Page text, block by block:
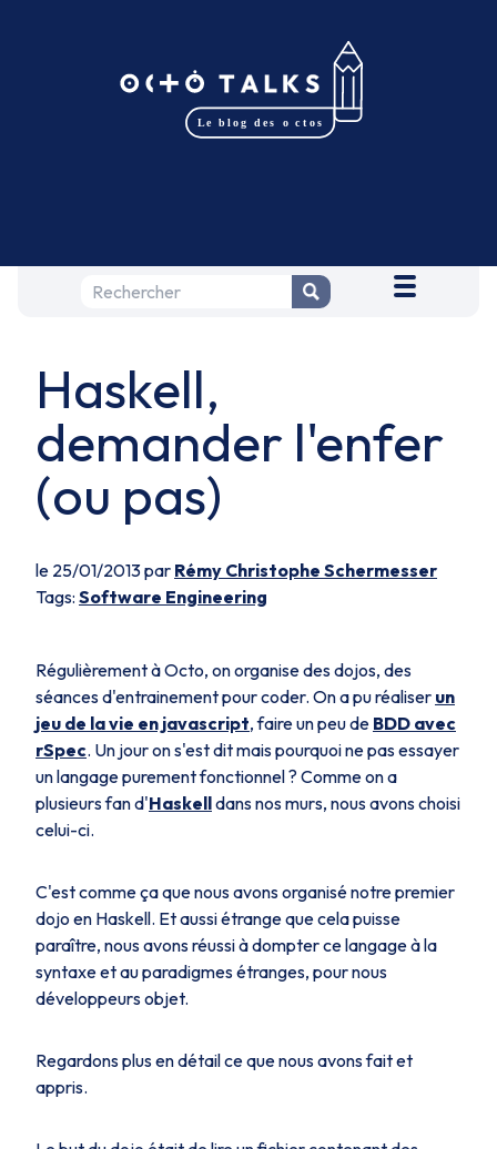
Haskell,
demander l'enfer
(ou pas)
le 25/01/2013 par Rémy Christophe Schermesser
Tags: Software Engineering
Régulièrement à Octo, on organise des dojos, des
séances d'entrainement pour coder. On a pu réaliser un
jeu de la vie en javascript, faire un peu de BDD avec
rSpec. Un jour on s'est dit mais pourquoi ne pas essayer
un langage purement fonctionnel ? Comme on a
plusieurs fan d'Haskelldans nos murs, nous avons choisi
celui-ci.
C'est comme ça que nous avons organisé notre premier
dojo en Haskell. Et aussi étrange que cela puisse
paraître, nous avons réussi à dompter ce langage à la
syntaxe et au paradigmes étranges, pour nous
développeurs objet.
Regardons plus en détail ce que nous avons fait et
appris.